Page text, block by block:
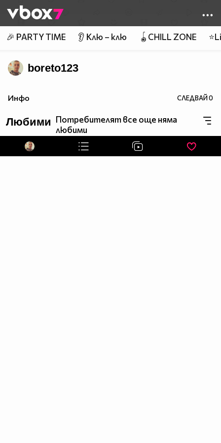
👾
🎉 PARTY TIME 👂 Клю – клю 🪀CHILL ZONE
boreto123
Инфо СЛЕДВАЙ0
Любими Потребителят все още няма
любими